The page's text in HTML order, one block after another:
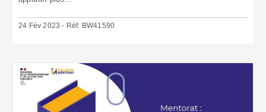
24 Fév 2023 - Réf: BW41590